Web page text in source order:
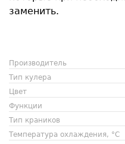
заменить.
Производитель
Тип кулера
Цвет
Функции
Тип краников
Температура охлаждения, °C